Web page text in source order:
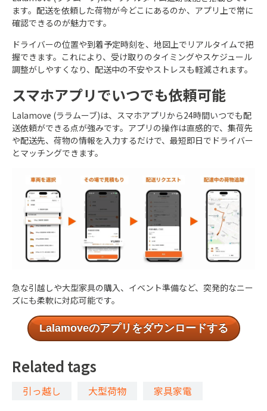
ます。配送を依頼した荷物が今どこにあるのか、アプリ上で常に
確認できるのが魅力です。
ドライバーの位置や到着予定時刻を、地図上でリアルタイムで把
握できます。これにより、受け取りのタイミングやスケジュール
調整がしやすくなり、配送中の不安やストレスも軽減されます。
スマホアプリでいつでも依頼可能
Lalamove (ララムーブ)は、スマホアプリから24時間いつでも配
送依頼ができる点が強みです。アプリの操作は直感的で、集荷先
や配送先、荷物の情報を入力するだけで、最短即日でドライバー
とマッチングできます。
急な引越しや大型家具の購入、イベント準備など、突発的なニー
ズにも柔軟に対応可能です。
Lalamoveのアプリをダウンロードする
Related tags
引っ越し 大型荷物 家具家電